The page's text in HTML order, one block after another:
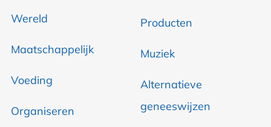
Wereld
Maatschappelijk
Voeding
Organiseren
Producten
Muziek
Alternatieve
geneeswijzen